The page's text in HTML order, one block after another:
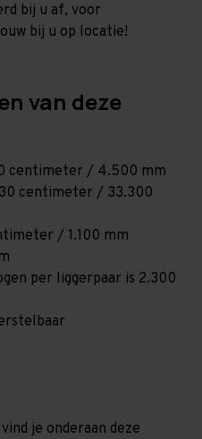
bij u af, voor
bij u op locatie!
van deze
centimeter / 4.500 mm
centimeter / 33.300
/ 1.100 mm
per liggerpaar is 2.300
je onderaan deze